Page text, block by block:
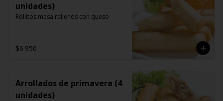
unidades)
Rollitos masa rellenos con queso
$6.950
Arrollados de primavera (4
unidades)